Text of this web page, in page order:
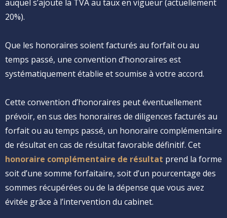
auquel s’ajoute la TVA au taux en vigueur (actuellement
20%).
Que les honoraires soient facturés au forfait ou au
temps passé, une convention d’honoraires est
systématiquement établie et soumise à votre accord.
Cette convention d’honoraires peut éventuellement
prévoir, en sus des honoraires de diligences facturés au
forfait ou au temps passé, un honoraire complémentaire
de résultat en cas de résultat favorable définitif. Cet
honoraire complémentaire de résultat prend la forme
soit d’une somme forfaitaire, soit d’un pourcentage des
sommes récupérées ou de la dépense que vous avez
évitée grâce à l’intervention du cabinet.